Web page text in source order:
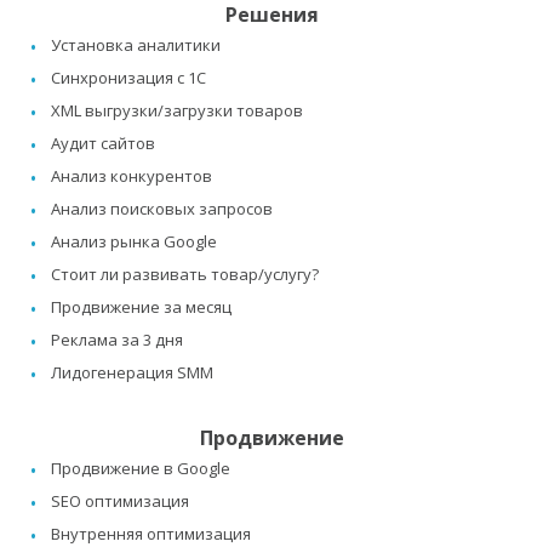
Решения
Установка аналитики
Синхронизация с 1C
XML выгрузки/загрузки товаров
Аудит сайтов
Анализ конкурентов
Анализ поисковых запросов
Анализ рынка Google
Стоит ли развивать товар/услугу?
Продвижение за месяц
Реклама за 3 дня
Лидогенерация SMM
Продвижение
Продвижение в Google
SEO оптимизация
Внутренняя оптимизация